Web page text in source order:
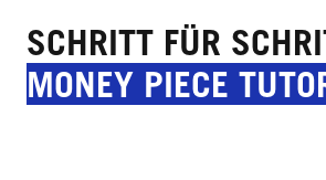
SCHRITT FÜR
MONEY PIECE